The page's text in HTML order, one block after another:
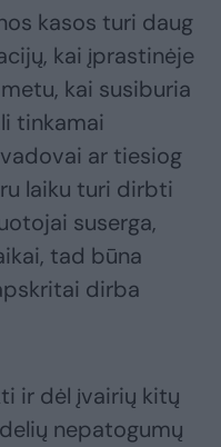
kasos turi daug
kai įprastinėje
kai susiburia
tinkamai
ar tiesiog
laiku turi dirbti
suserga,
tad būna
dirba
ir dėl įvairių kitų
nepatogumų